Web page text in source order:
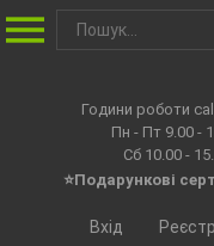
Години роботи
Пн - Пт 9.00 -
Сб 10.00 -
⭐Подарункові
Вхід